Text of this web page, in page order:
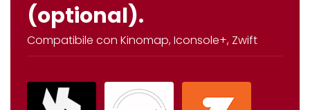
(optional).
Compatibile con Kinomap,Iconsole+, Zwift